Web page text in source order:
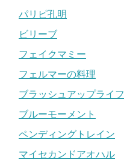
パリピ孔明
ビリーブ
フェイクマミー
フェルマーの料理
ブラッシュアップライフ
ブルーモーメント
ペンディングトレイン
マイセカンドアオハル